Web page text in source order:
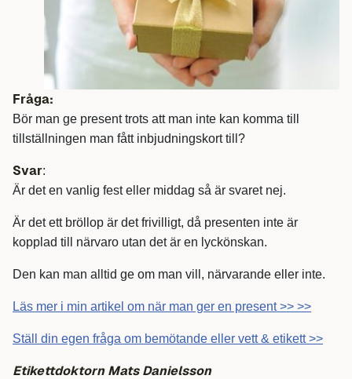
Fråga:
Bör man ge present trots att man inte kan komma till
tillställningen man fått inbjudningskort till?
Svar:
Är det en vanlig fest eller middag så är svaret nej.
Är det ett bröllop är det frivilligt, då presenten inte är
kopplad till närvaro utan det är en lyckönskan.
Den kan man alltid ge om man vill, närvarande eller inte.
Läs mer i min artikel om när man ger en present >> >>
Ställ din egen fråga om bemötande eller vett & etikett >>
Etikettdoktorn Mats Danielsson